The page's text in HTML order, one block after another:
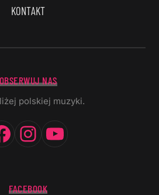
KONTAKT
OBSERWUJ NAS
polskiej muzyki.
Facebook
Instagram
FACEBOOK